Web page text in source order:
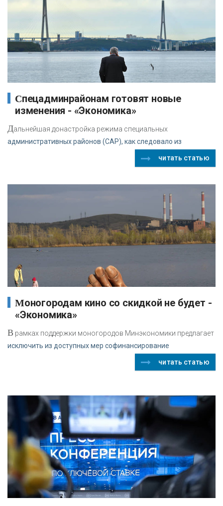
Спецадминрайонам готовят новые
изменения - «Экономика»
Дальнейшая донастройка режима специальных
административных районов (САР), как следовало из
читать статью
Моногородам кино со скидкой не будет -
«Экономика»
В рамках поддержки моногородов Минэкономики предлагает
исключить из доступных мер софинансирование
читать статью